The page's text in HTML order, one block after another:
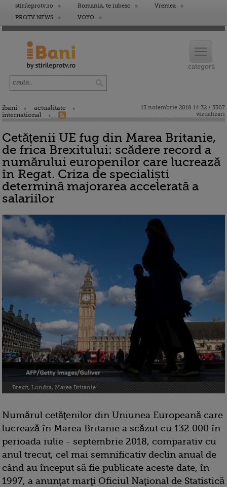
stirileprotv.ro Romania, te iubesc
Vremea
PROTV NEWS
VOYO
ibani
actualitate
international
13 noiembrie 2018 14:32 / 3307
vizualizari
Cetățenii UE fug din Marea Britanie,
de frica Brexitului: scădere record a
numărului europenilor care lucrează
în Regat. Criza de specialiști
determină majorarea accelerată a
salariilor
Brexit, Londra, Marea Britanie
Numărul cetăţenilor din Uniunea Europeană care
lucrează în Marea Britanie a scăzut cu 132.000 în
perioada iulie - septembrie 2018, comparativ cu
anul trecut, cel mai semnificativ declin anual de
când au început să fie publicate aceste date, în
1997, a anunţat marţi Oficiul Naţional de Statistică